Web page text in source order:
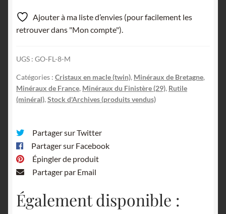
Ajouter à ma liste d’envies (pour facilement les
retrouver dans "Mon compte").
UGS : GO-FL-8-M
Catégories : Cristaux en macle (twin), Minéraux de Bretagne,
Minéraux de France, Minéraux du Finistère (29), Rutile
(minéral), Stock d'Archives (produits vendus)
Partager sur Twitter
Partager sur Facebook
Épingler de produit
Partager par Email
Également disponible :